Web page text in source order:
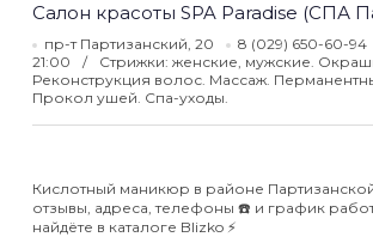
Салон красоты SPA Paradise (СПА
пр-т Партизанский, 20 8 (029) 650-60-94
21:00
Стрижки: женские, мужские.
Реконструкция волос. Массаж.
Прокол ушей. Спа-уходы.
Кислотный маникюр в районе Партизанской
отзывы, адреса, телефоны ☎️ и график
найдёте в каталоге Blizko ⚡️